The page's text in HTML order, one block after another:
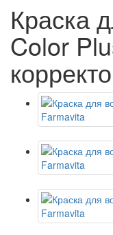
Краска
Color